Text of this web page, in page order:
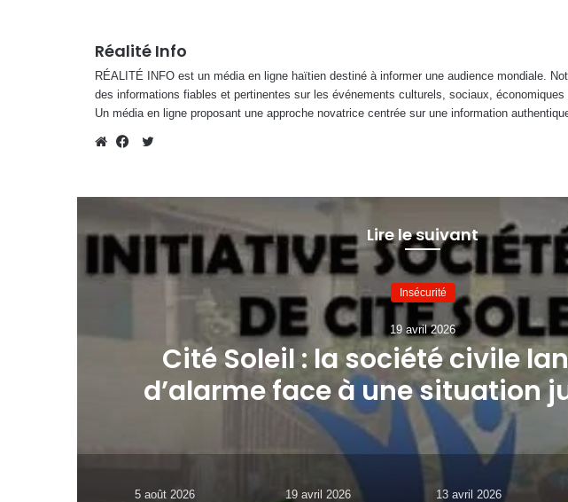
Réalité Info
RÉALITÉ INFO est un média en ligne haïtien destiné à informer une audience mondiale.
des informations fiables et pertinentes sur les événements culturels, sociaux,
Un média en ligne proposant une approche novatrice centrée sur une information
Lire le suivant
Insécurité
19 avril 2026
Cité Soleil : la société civile
d’alarme face à une situation
de contrôle”
5 août 2026 19 avril 2026 13 avril 2026